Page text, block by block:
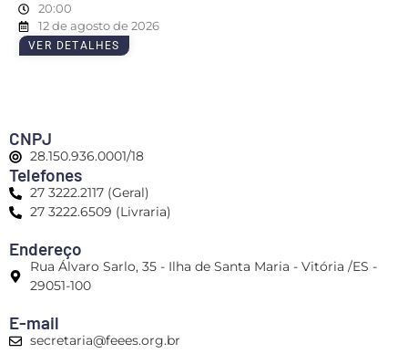
20:00
12 de agosto de 2026
VER DETALHES
CNPJ
28.150.936.0001/18
Telefones
27 3222.2117 (Geral)
27 3222.6509 (Livraria)
Endereço
Rua Álvaro Sarlo, 35 - Ilha de Santa Maria - Vitória /ES -
29051-100
E-mail
secretaria@feees.org.br